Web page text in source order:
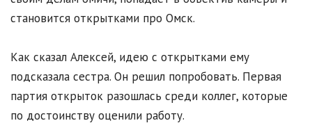
становится открытками про Омск.
Как сказал Алексей, идею с открытками ему
подсказала сестра. Он решил попробовать. Первая
партия открыток разошлась среди коллег, которые
по достоинству оценили работу.